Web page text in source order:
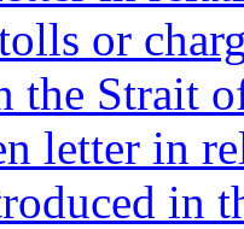
letter in
in